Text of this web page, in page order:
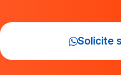
Solicite